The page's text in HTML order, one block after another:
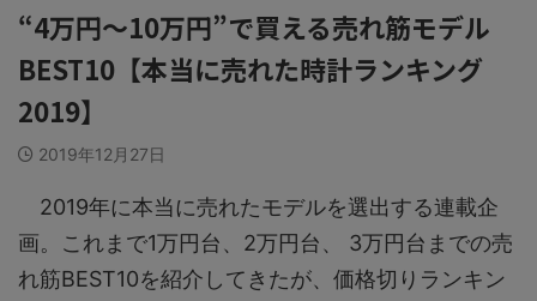
“4万円〜10万円”で買える売れ筋モデル
BEST10【本当に売れた時計ランキング
2019】
2019年12月27日
2019年に本当に売れたモデルを選出する連載企
画。これまで1万円台、2万円台、 3万円台までの売
れ筋BEST10を紹介してきたが、価格切りランキン